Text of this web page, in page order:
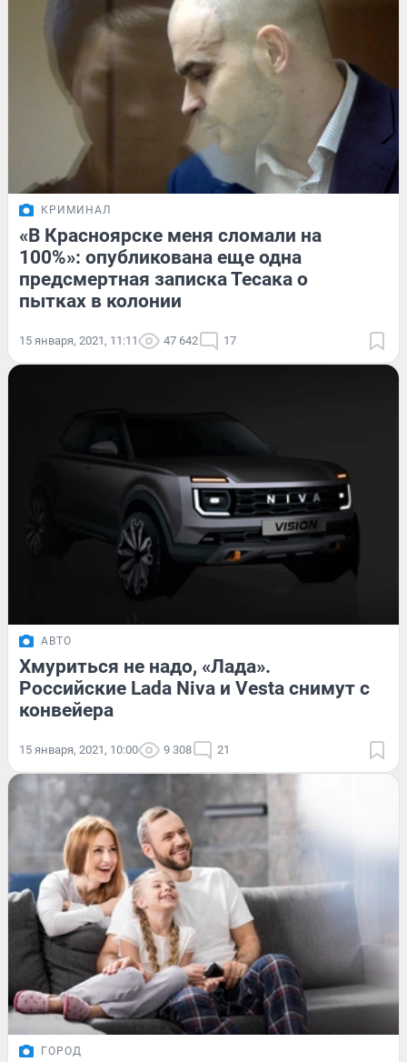
КРИМИНАЛ
«В Красноярске меня сломали на
100%»: опубликована еще одна
предсмертная записка Тесака о
пытках в колонии
15 января, 2021, 11:11 47 642 17
АВТО
Хмуриться не надо, «Лада».
Российские Lada Niva и Vesta снимут с
конвейера
15 января, 2021, 10:00 9 308 21
ГОРОД